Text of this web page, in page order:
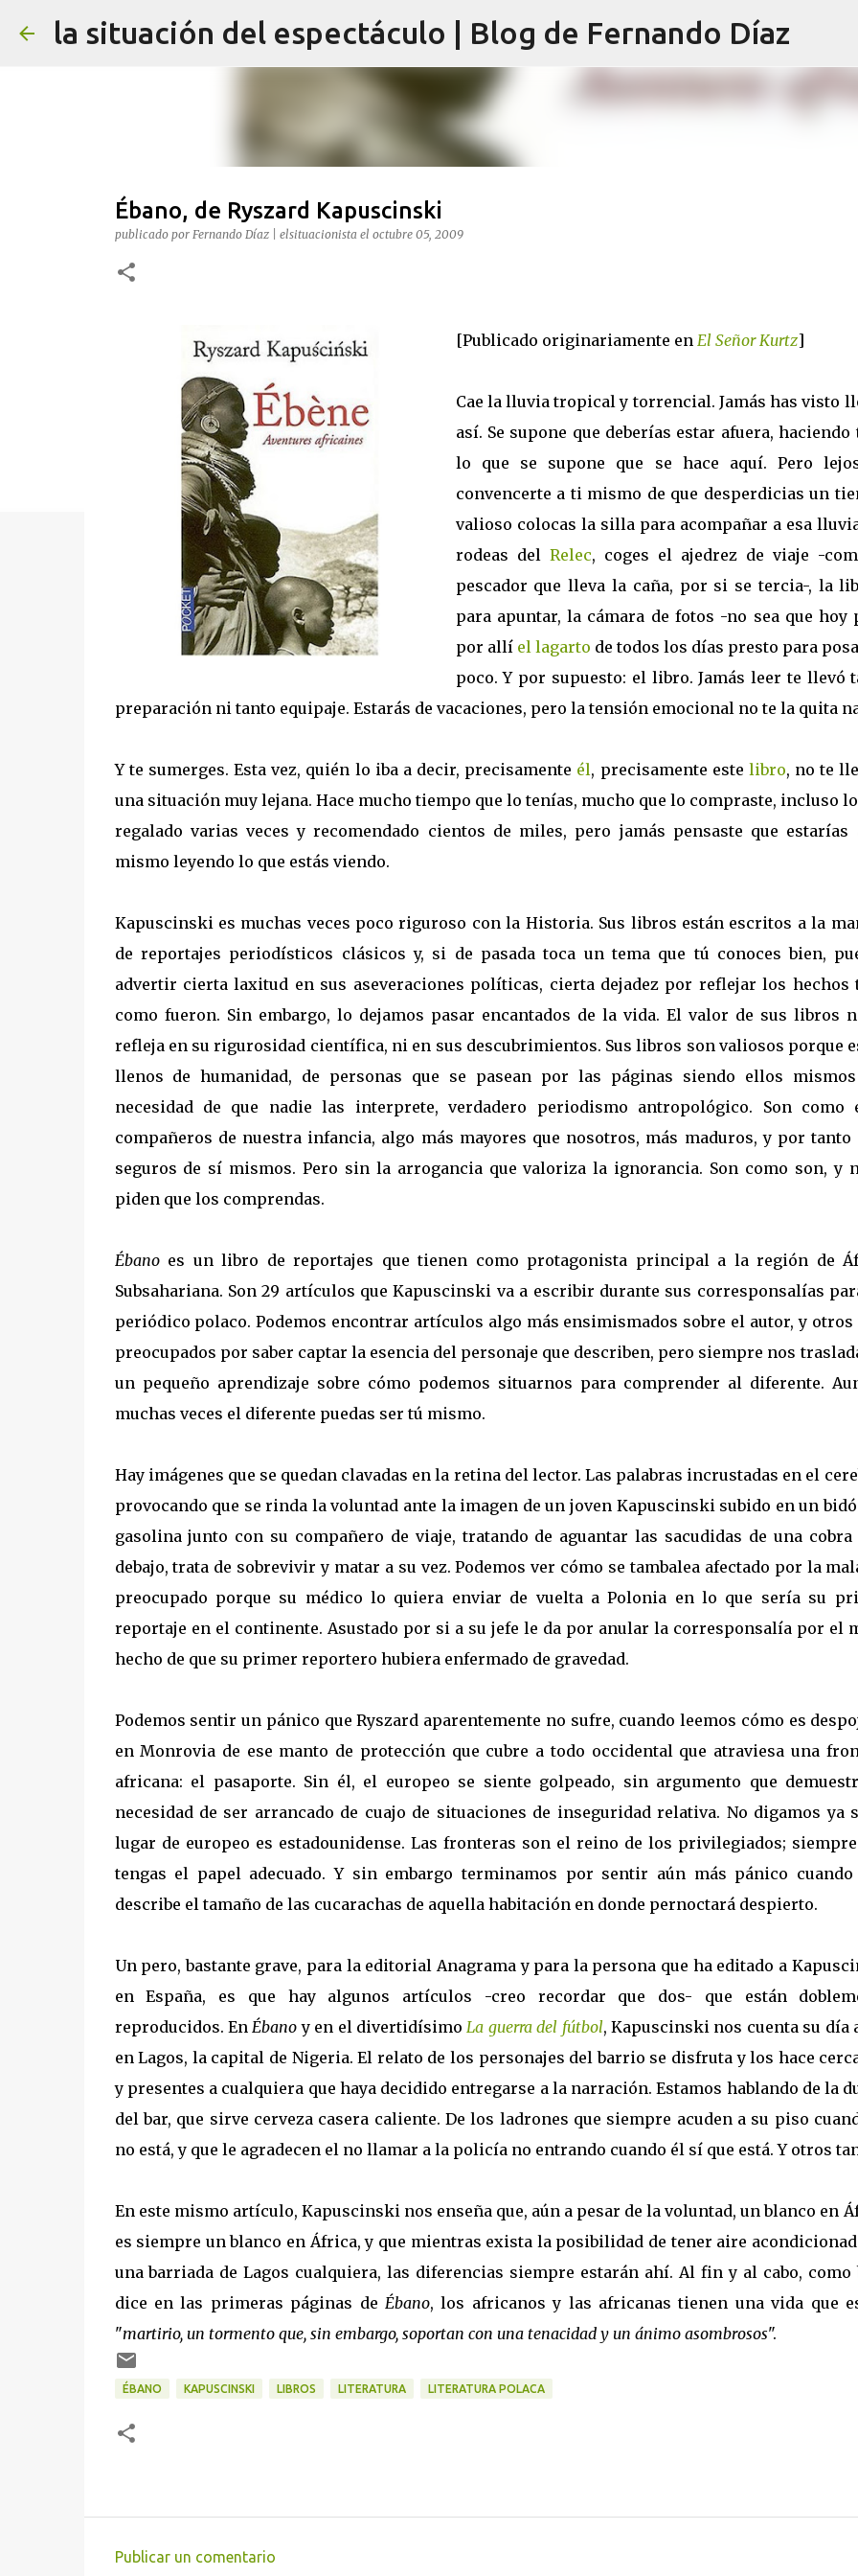
Ir al contenido principal
la situación del espectáculo | Blog de Fernando Díaz
Ébano, de Ryszard Kapuscinski
publicado por Fernando Díaz | elsituacionista el octubre 05, 2009
[Publicado originariamente en El Señor Kurtz]
Cae la lluvia tropical y torrencial. Jamás has visto
así. Se supone que deberías estar afuera, haciendo
lo que se supone que se hace aquí. Pero
convencerte a ti mismo de que desperdicias un
valioso colocas la silla para acompañar a esa
rodeas del Relec, coges el ajedrez de viaje -
pescador que lleva la caña, por si se tercia-, la
para apuntar, la cámara de fotos -no sea que hoy
por allí el lagarto de todos los días presto para
poco. Y por supuesto: el libro. Jamás leer te llevó
preparación ni tanto equipaje. Estarás de vacaciones, pero la tensión emocional no te la quita
Y te sumerges. Esta vez, quién lo iba a decir, precisamente él, precisamente este libro, no te
una situación muy lejana. Hace mucho tiempo que lo tenías, mucho que lo compraste, incluso
regalado varias veces y recomendado cientos de miles, pero jamás pensaste que estarías
mismo leyendo lo que estás viendo.
Kapuscinski es muchas veces poco riguroso con la Historia. Sus libros están escritos a la
de reportajes periodísticos clásicos y, si de pasada toca un tema que tú conoces bien,
advertir cierta laxitud en sus aseveraciones políticas, cierta dejadez por reflejar los hechos
como fueron. Sin embargo, lo dejamos pasar encantados de la vida. El valor de sus libros
refleja en su rigurosidad científica, ni en sus descubrimientos. Sus libros son valiosos porque
llenos de humanidad, de personas que se pasean por las páginas siendo ellos
necesidad de que nadie las interprete, verdadero periodismo antropológico. Son como
compañeros de nuestra infancia, algo más mayores que nosotros, más maduros, y por tanto
seguros de sí mismos. Pero sin la arrogancia que valoriza la ignorancia. Son como son, y
piden que los comprendas.
Ébanoes un libro de reportajes que tienen como protagonista principal a la región de
Subsahariana. Son 29 artículos que Kapuscinski va a escribir durante sus corresponsalías
periódico polaco. Podemos encontrar artículos algo más ensimismados sobre el autor, y otros
preocupados por saber captar la esencia del personaje que describen, pero siempre nos
un pequeño aprendizaje sobre cómo podemos situarnos para comprender al diferente.
muchas veces el diferente puedas ser tú mismo.
Hay imágenes que se quedan clavadas en la retina del lector. Las palabras incrustadas en el
provocando que se rinda la voluntad ante la imagen de un joven Kapuscinski subido en un
gasolina junto con su compañero de viaje, tratando de aguantar las sacudidas de una cobra
debajo, trata de sobrevivir y matar a su vez. Podemos ver cómo se tambalea afectado por la
preocupado porque su médico lo quiera enviar de vuelta a Polonia en lo que sería su
reportaje en el continente. Asustado por si a su jefe le da por anular la corresponsalía por el
hecho de que su primer reportero hubiera enfermado de gravedad.
Podemos sentir un pánico que Ryszard aparentemente no sufre, cuando leemos cómo es
en Monrovia de ese manto de protección que cubre a todo occidental que atraviesa una
africana: el pasaporte. Sin él, el europeo se siente golpeado, sin argumento que
necesidad de ser arrancado de cuajo de situaciones de inseguridad relativa. No digamos ya
lugar de europeo es estadounidense. Las fronteras son el reino de los privilegiados;
tengas el papel adecuado. Y sin embargo terminamos por sentir aún más pánico cuando
describe el tamaño de las cucarachas de aquella habitación en donde pernoctará despierto.
Un pero, bastante grave, para la editorial Anagrama y para la persona que ha editado a
en España, es que hay algunos artículos -creo recordar que dos- que están
reproducidos. EnÉbano y en el divertidísimoLa guerra del fútbol, Kapuscinski nos cuenta su día
en Lagos, la capital de Nigeria. El relato de los personajes del barrio se disfruta y los hace
y presentes a cualquiera que haya decidido entregarse a la narración. Estamos hablando de la
del bar, que sirve cerveza casera caliente. De los ladrones que siempre acuden a su piso
no está, y que le agradecen el no llamar a la policía no entrando cuando él sí que está. Y otros
En este mismo artículo, Kapuscinski nos enseña que, aún a pesar de la voluntad, un blanco en
es siempre un blanco en África, y que mientras exista la posibilidad de tener aire
una barriada de Lagos cualquiera, las diferencias siempre estarán ahí. Al fin y al cabo, como
dice en las primeras páginas de Ébano, los africanos y las africanas tienen una vida que
"martirio, un tormento que, sin embargo, soportan con una tenacidad y un ánimo asombrosos".
ÉBANO KAPUSCINSKI LIBROS LITERATURA LITERATURA POLACA
Publicar un comentario